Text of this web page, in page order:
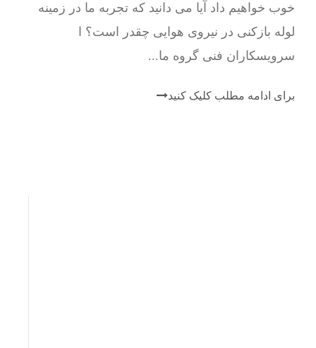
خوب خواهیم داد آیا می دانید که تجربه ما در زمینه
لوله بازکنی در نیروی هوایی چقدر است؟ ا
سرویسکاران فنی گروه ما...
برای ادامه مطلب کلیک کنید